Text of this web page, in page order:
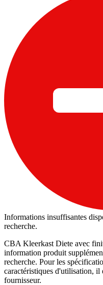
Informations insuffisantes
recherche.
CBA Kleerkast Diete avec
information produit
recherche. Pour les
caractéristiques d'utilisation, il
fournisseur.